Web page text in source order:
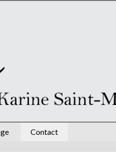
Contact